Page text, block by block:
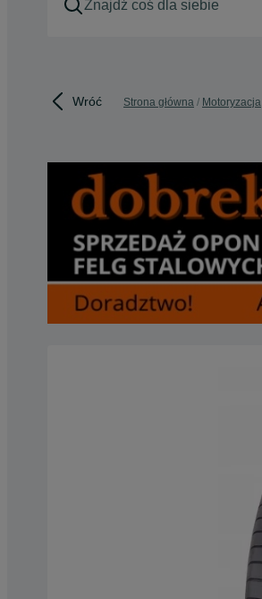
Wróć Strona główna Motoryzacja